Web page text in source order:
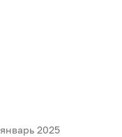
январь 2025